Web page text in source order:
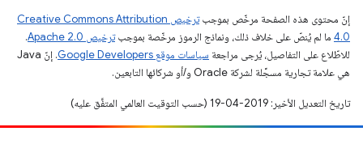
إنّ محتوى هذه الصفحة مرخّص بموجب
ترخيص Creative Commons Attribution
4.0‏ ما لم يُنصّ على خلاف ذلك، ونماذج الرموز مرخّصة بموجبترخيص Apache 2.0‏
.
للاطّلاع على التفاصيل، يُرجى مراجعة سياسات موقع Google Developers‏
. إنّ Java
هي علامة تجارية مسجَّلة لشركة Oracle و/أو شركائها التابعين.
تاريخ التعديل الأخير: 2019-04-19 (حسب التوقيت العالمي المتفَّق عليه)